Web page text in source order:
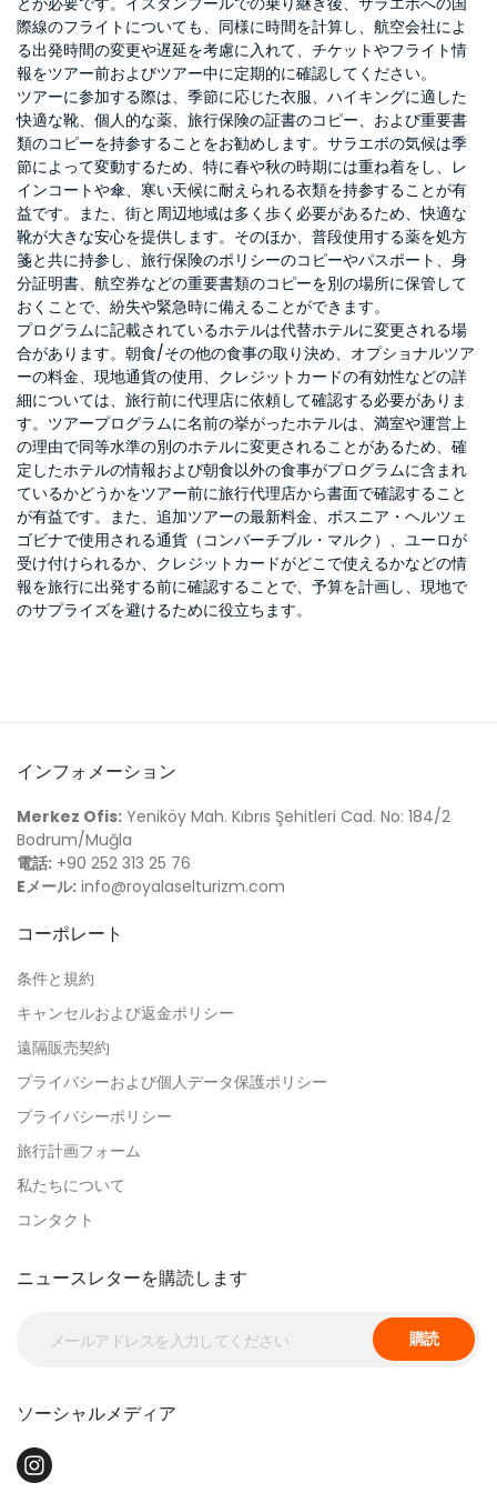
際線のフライトについても、同様に時間を計算し、航空会社によ
る出発時間の変更や遅延を考慮に入れて、チケットやフライト情
報をツアー前およびツアー中に定期的に確認してください。
ツアーに参加する際は、季節に応じた衣服、ハイキングに適した
快適な靴、個人的な薬、旅行保険の証書のコピー、および重要書
類のコピーを持参することをお勧めします。サラエボの気候は季
節によって変動するため、特に春や秋の時期には重ね着をし、レ
インコートや傘、寒い天候に耐えられる衣類を持参することが有
益です。また、街と周辺地域は多く歩く必要があるため、快適な
靴が大きな安心を提供します。そのほか、普段使用する薬を処方
箋と共に持参し、旅行保険のポリシーのコピーやパスポート、身
分証明書、航空券などの重要書類のコピーを別の場所に保管して
おくことで、紛失や緊急時に備えることができます。
プログラムに記載されているホテルは代替ホテルに変更される場
合があります。朝食/その他の食事の取り決め、オプショナルツア
ーの料金、現地通貨の使用、クレジットカードの有効性などの詳
細については、旅行前に代理店に依頼して確認する必要がありま
す。ツアープログラムに名前の挙がったホテルは、満室や運営上
の理由で同等水準の別のホテルに変更されることがあるため、確
定したホテルの情報および朝食以外の食事がプログラムに含まれ
ているかどうかをツアー前に旅行代理店から書面で確認すること
が有益です。また、追加ツアーの最新料金、ボスニア・ヘルツェ
ゴビナで使用される通貨（コンバーチブル・マルク）、ユーロが
受け付けられるか、クレジットカードがどこで使えるかなどの情
報を旅行に出発する前に確認することで、予算を計画し、現地で
のサプライズを避けるために役立ちます。
インフォメーション
Merkez Ofis: Yeniköy Mah. Kıbrıs Şehitleri Cad. No: 184/2
Bodrum/Muğla
電話: +90 252 313 25 76
Eメール: info@royalaselturizm.com
コーポレート
条件と規約
キャンセルおよび返金ポリシー
遠隔販売契約
プライバシーおよび個人データ保護ポリシー
プライバシーポリシー
旅行計画フォーム
私たちについて
コンタクト
ニュースレターを購読します
購読
ソーシャルメディア